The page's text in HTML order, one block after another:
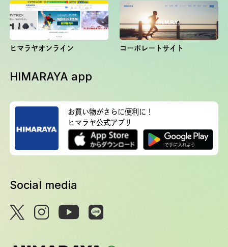
ヒマラヤオンライン コーポレートサイト
HIMARAYA app
お買い物がさらに便利に！
ヒマラヤ公式アプリ
Social media